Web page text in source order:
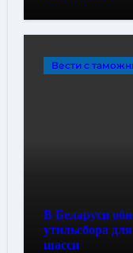
Вести с
В Беларуси
утильсбора
шасси